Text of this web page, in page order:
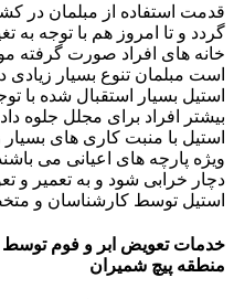
قدمت استفاده از مبلمان در
گردد و تا امروز هم با توجه به
خانه های افراد صورت گرفته
است مبلمان تنوع بسیار زیادی
استیل بسیار استقبال شده با
بیشتر افراد برای مجلل جلوه
استیل با منبت کاری های
ویژه پارچه های اعیانی می
دچار خرابی شود و به تعمیر و
استیل توسط کارشناسان و
خدمات تعویض ابر و فوم توسط
منطقه پیچ شمیران